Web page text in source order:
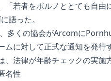
「若者をポルノととても自由
語った。
多くの協会がArcomに
ムに対して正式な通知を発行
、法律が年齢チェックの実施
名性